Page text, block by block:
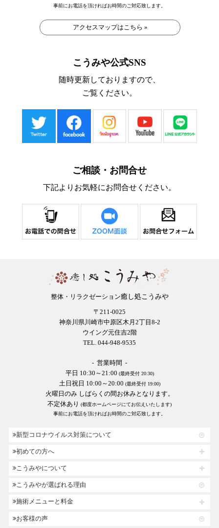
事前にお電話を頂ければお時間のご対応致します。
アクセスマップはこちら »
こうみや公式SNS
随時更新しておりますので、
ご覧ください。
ご相談・お問合せ
下記よりお気軽にお問合せください。
整体・リラクゼーション癒し処こうみや
〒211-0025
神奈川県川崎市中原区木月2丁目8-2
ウイング元住吉2階
TEL. 044-948-9535
- 営業時間 -
平日 10:30～21:00 (最終受付 20:30)
土日祝日 10:00～20:00 (最終受付 19:00)
火曜日のみ しばらくの間お休みとなります。
不定休あり (都度ホームページにてお伝えいたします)
事前にお電話を頂ければお時間のご対応致します。
新型コロナウイルス対策について
初めての方へ
こうみやについて
こうみやが選ばれる理由
施術メニューと料金
お客様の声